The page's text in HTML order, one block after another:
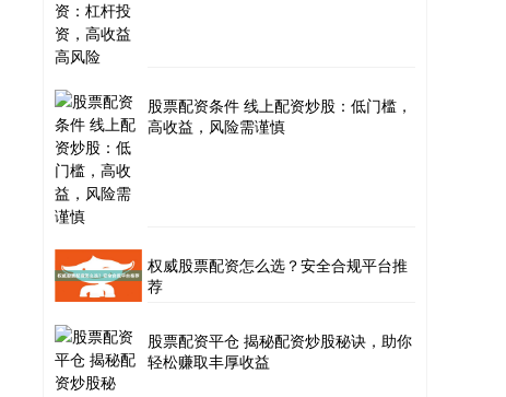
股票配资条件 线上配资炒股：低门槛，
高收益，风险需谨慎
权威股票配资怎么选？安全合规平台推
荐
股票配资平仓 揭秘配资炒股秘诀，助你
轻松赚取丰厚收益